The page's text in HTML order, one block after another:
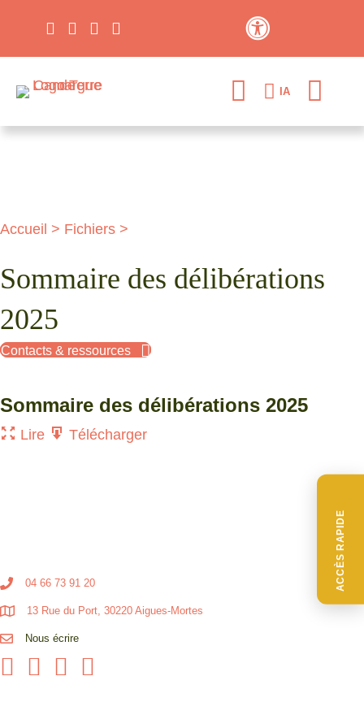
ACCÈS RAPIDE
IA
Accueil > Fichiers >
Sommaire des délibérations
2025
Contacts & ressources
Sommaire des délibérations 2025
Lire Télécharger
04 66 73 91 20
13 Rue du Port, 30220 Aigues-Mortes
Nous écrire